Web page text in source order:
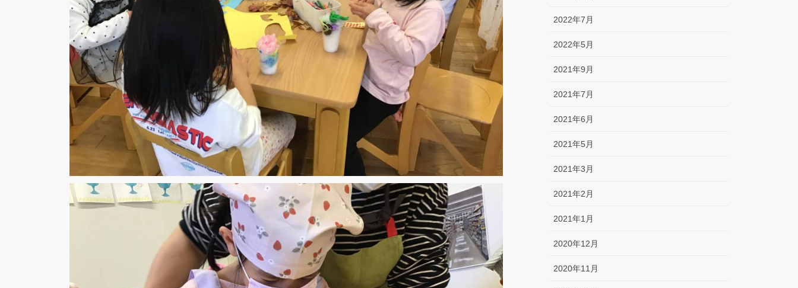
2022年7月
2022年5月
2021年9月
2021年7月
2021年6月
2021年5月
2021年3月
2021年2月
2021年1月
2020年12月
2020年11月